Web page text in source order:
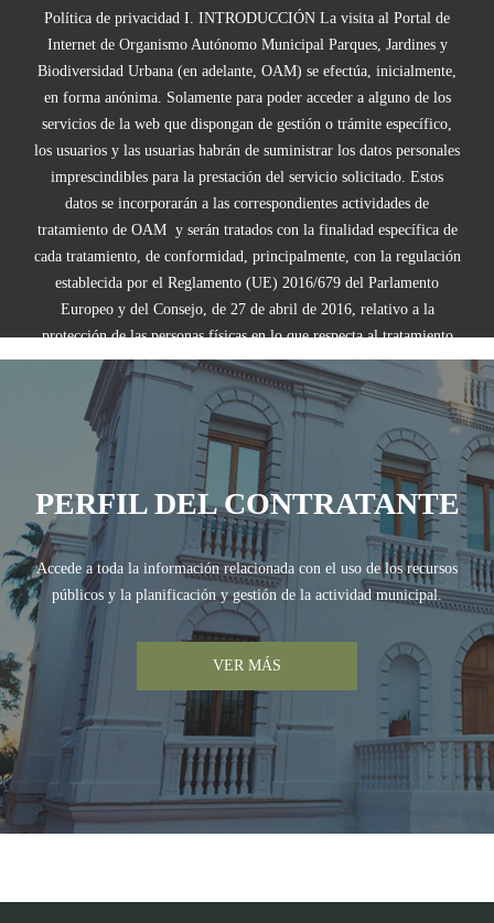
Política de privacidad I. INTRODUCCIÓN La visita al Portal de Internet de Organismo Autónomo Municipal Parques, Jardines y Biodiversidad Urbana (en adelante, OAM) se efectúa, inicialmente, en forma anónima. Solamente para poder acceder a alguno de los servicios de la web que dispongan de gestión o trámite específico, los usuarios y las usuarias habrán de suministrar los datos personales imprescindibles para la prestación del servicio solicitado. Estos datos se incorporarán a las correspondientes actividades de tratamiento de OAM y serán tratados con la finalidad específica de cada tratamiento, de conformidad, principalmente, con la regulación establecida por el Reglamento (UE) 2016/679 del Parlamento Europeo y del Consejo, de 27 de abril de 2016, relativo a la protección de las personas físicas en lo que respecta al tratamiento de datos personales y a la libre circulación de estos datos y por el que se deroga la Directiva 95/46/CE (Reglamento general de protección de datos) y la Ley Orgánica 3/2018, de 5 de diciembre, de Protección de Datos Personales y garantía de los derechos digitales (LOPD-GDD). El Portal del que es titular OAM contiene enlaces a sitios web de terceros, cuyas políticas de privacidad son ajenas a la de OAM. Al acceder a tales sitios web usted puede decidir si acepta sus políticas de privacidad y de cookies. Con carácter general, si navega por internet usted puede aceptar o rechazar las cookies de terceros desde las opciones de configuración de su navegador. II. INFORMACIÓN GENERAL SOBRE LA SALVAGUARDA DE LA PRIVACIDAD Y PROTECCIÓN DE DATOS A continuación, OAM informa, de manera general, acerca de la salvaguarda de la privacidad y de la protección de los datos de carácter personal aplicada a las actividades de tratamiento que efectúa a nivel del Portal, así como por otros medios: ¿Quién es el Responsable del tratamiento de sus datos personales? OAM es quien ostenta la condición de Responsable de Tratamiento. ¿Para qué tratamos sus datos personales? Los datos que se nos facilitan, así como cualesquiera otros generados durante el desarrollo de la relación con la persona ciudadana/interesada, los podemos tratar para distintas finalidades en función de los servicios que sean objeto de prestación y, en todo caso, para mantener el contacto y la comunicación con ésta y gestionar la prestación de los servicios demandados /o prestados por OAM. En su caso, finalidades más explícitas y concretas pueden indicarse en las cláusulas informativas incorporadas en cada una de las vías de toma de datos (formularios web, formularios en papel, locuciones o carteles y notas informativas) para supuestos concretos. ¿Cuál es la base jurídica que legitima el tratamiento de sus datos personales? Es decir ¿qué fundamenta o habilita el que podamos tratar sus datos personales? La base jurídica que nos legitima para el tratamiento de sus datos puede ser diversa: (i) normalmente, en el sector público, la legitimación reside en la necesidad de cumplimiento de una obligación legal, de una misión realizada en interés público o en el ejercicio de las competencias o poderes públicos otorgados a OAM; (ii) y, en su caso, la ejecución de un contrato del que Ud. sea parte, en condición de contratista o adjudicatario, como el consentimiento que, en su caso, pueda haberse requerido para el tratamiento de sus datos personales. La aportación de los datos que solicitamos es obligatoria porque son imprescindibles para atender su petición o prestar nuestros servicios; si no nos los facilita, no podremos llevarla a cabo o prestarlos. En el caso de que el tratamiento se base en su consentimiento, el mismo se entenderá otorgado de forma inequívoca, considerándose dicha aportación un acto afirmativo claro por su parte, que manifiesta dicho consentimiento. En el caso de que comunique datos personales de otras personas físicas debe respetar su privacidad. Sólo su titular puede autorizar el tratamiento de sus datos personales. Ud. estará legitimado a tratar los datos personales de otras personas físicas, en el supuesto de que actúe en calidad de representante legal o voluntario o, en el caso de que, en conocimiento de los mismos, se transmitan para la denuncia o reivindicación de derechos frente a la misma La publicación de datos de terceros sin su consentimiento puede infringir, además de la normativa sobre protección de datos, la relativa al derecho al honor, a la intimidad o a la propia imagen de dichos terceros. ¿Por cuánto tiempo conservamos sus datos personales? En general, los datos personales que se nos facilitan los conservaremos para mantener un historial de atención y gestionar nuestros servicios de forma eficiente y la persona interesada no solicite su supresión. Incluso solicitada la supresión, se mantendrán bloqueados durante el tiempo necesario, y limitando su tratamiento, únicamente para alguno de estos supuestos: cumplir con las obligaciones legales/contractuales de cualquier tipo a que estemos sometidos y/o durante los plazos legales previstos para la prescripción de cualesquiera responsabilidades por nuestra parte y/o el ejercicio o la defensa de reclamaciones derivadas de la relación mantenida con la persona ciudadana/interesada. ¿Quiénes pueden ser cesionarios o destinatarios de sus datos personales? Los datos que nos proporciona podrán ser cedidos o comunicados a entidades, públicas o privadas, a las que fuera obligatorio o necesario la transmisión para la consecución de los fines determinados y legítimos. Seguridad de los datos personales. De conformidad con la Disposición Adicional Primera de la Ley Orgánica 3/2018, de 5 de diciembre, de Protección de Datos Personales y garantía de los derechos digitales, las medidas de seguridad, técnicas y organizativas, adoptadas por OAM y destinadas para salvaguardar la confidencialidad y protección de los datos personales, evitando su pérdida, alteración o acceso no autorizado, son las establecidas en el Anexo II del Real Decreto 3/2010, de 8 de enero, por el que se regula el Esquema Nacional de Seguridad en el ámbito de la Administración Electrónica (ENS). ¿Cuáles son sus derechos en protección de datos y cómo puede ejercerlos?Ud. podrá ejercitar los derechos de acceso, rectificación, supresión, limitación o, en su caso, oposición. a estos efectos, deberá presentar un escrito en la OAM, Antoni Suàrez 7, València (46021). En el escrito deberá especificar cuál de estos derechos solicita sea satisfecho y, a su vez, deberá mostrar o, en caso de envío postal, acompañar la fotocopia del DNI o documento identificativo equivalente. En caso de que actuara mediante representante, legal o voluntario, deberá aportar también documento que acredite la representación y documento identificativo del mismo. A continuación, se aporta más información acerca del ejercicio de sus derechos en protección de datos: a) ¿Cuáles son mis derechos? La normativa de protección de datos permite que pueda ejercer ante el responsable del tratamiento, OAM, los derechos de acceso, rectificación, oposición, supresión (“derecho al olvido”), limitación del tratamiento y de no ser objeto de decisiones individualizadas, de conformidad con el Reglamento (UE) 2016/679, del Parlamento Europeo y del Consejo, de 27 de abril de 2016, relativo a la protección de las personas físicas en lo que respecta al tratamiento de datos personales y a la libre circulación de estos datos y por el que se deroga la Directiva 95/46/CE (Reglamento general de Protección de datos, en adelante «RGPD») y Ley Orgánica 3/2018, de 5 de diciembre, de Protección de Datos Personales y garantía de los derechos digitales (LOPD-GDD): Derecho de acceso: Usted tiene derecho a conocer: Si estamos tratando o no datos personales que le conciernen. El origen de sus datos, si no nos los proporcionó Usted. Los fines del tratamiento de sus datos. Las categorías de datos de que se trate. Los destinatarios o las categorías de destinatarios a los que se comunicaron o serán comunicados los datos personales. De ser posible, el plazo previsto de conservación de los datos personales (o, de no ser posible, los criterios utilizados para determinar este plazo). El derecho a presentar una reclamación ante una autoridad de control. Si tomamos decisiones automatizadas -incluida la elaboración de perfiles- usando sus datos personales. Derecho de rectificación: Usted tiene derecho a que se rectifiquen sus datos personales: Completándolos, si éstos fuesen incompletos. Actualizándolos o rectificándolos, si por cualquier motivo ya no resultasen acordes a la realidad vigente o fuesen inexactos. Mediante el ejercicio del derecho de rectificación, garantizaremos que todos sus datos personales sean precisos y completos Derecho de supresión: Usted tiene derecho a que se supriman sus datos personales cuando se de alguna de las condiciones siguientes: Dichos datos ya no sean necesarios para los fines para los que fueron recogidos o tratados. Usted retire el consentimiento en que basamos el tratamiento de sus datos y éste no se pueda amparar en otra base de legitimación. Usted haya ejercitado con éxito el derecho de oposición al tratamiento de sus datos. Los datos personales hayan sido tratados ilícitamente. Derecho a la limitación del tratamiento Usted tendrá derecho a obtener la limitación del tratamiento de sus datos personales (es decir, que los conservemos sin utilizarlos para los fines previstos) siempre y cuando se cumpla alguna de las condiciones siguientes: Usted solicite la rectificación de sus datos personales, durante un plazo que permita a OAM como responsable verificar la exactitud de los mismos. El tratamiento sea ilícito y usted se oponga a la supresión de los datos personales, solicitando en su lugar la limitación de su uso. Usted se haya opuesto al tratamiento mientras se verifica si los motivos legítimos de OAM prevalecen sobre su derecho. Derecho de oposición Usted tendrá derecho a solicitarnos que dejemos
PERFIL DEL CONTRATANTE
Accede a toda la información relacionada con el uso de los recursos
públicos y la planificación y gestión de la actividad municipal.
VER MÁS